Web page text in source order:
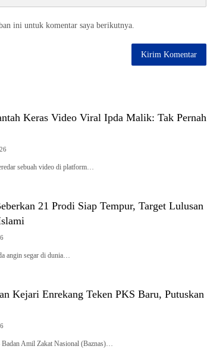
ini untuk komentar saya berikutnya.
Keras Video Viral Ipda Malik: Tak Pernah
sebuah video di platform…
21 Prodi Siap Tempur, Target Lulusan
angin segar di dunia…
Kejari Enrekang Teken PKS Baru, Putuskan
Amil Zakat Nasional (Baznas)…